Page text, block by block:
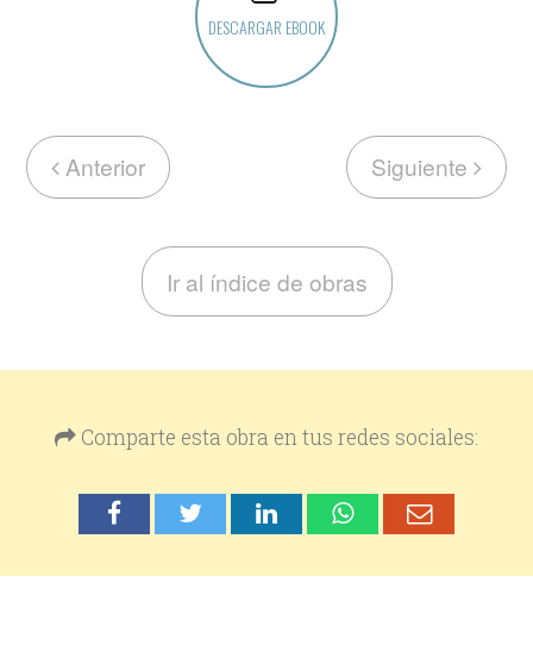
DESCARGAR EBOOK
Anterior Siguiente
Ir al índice de obras
Comparte esta obra en tus redes sociales: